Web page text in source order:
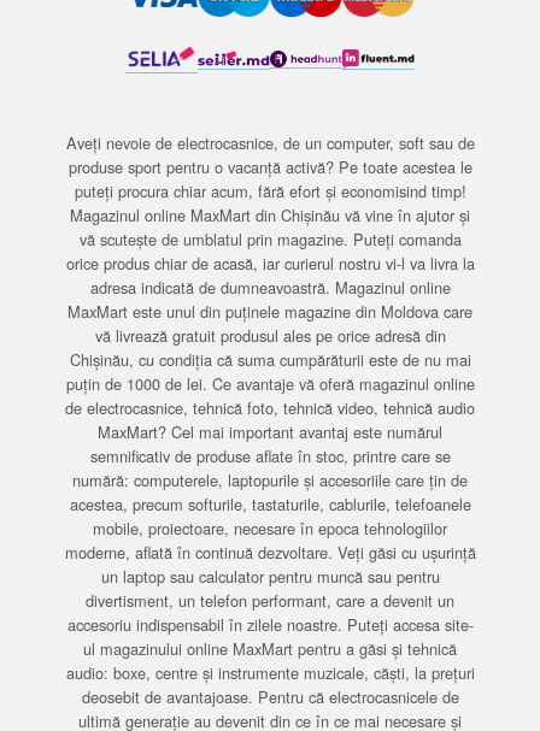
Aveți nevoie de electrocasnice, de un computer, soft sau de
produse sport pentru o vacanță activă? Pe toate acestea le
puteți procura chiar acum, fără efort și economisind timp!
Magazinul online MaxMart din Chișinău vă vine în ajutor și
vă scutește de umblatul prin magazine. Puteți comanda
orice produs chiar de acasă, iar curierul nostru vi-l va livra la
adresa indicată de dumneavoastră. Magazinul online
MaxMart este unul din puținele magazine din Moldova care
vă livrează gratuit produsul ales pe orice adresă din
Chișinău, cu condiția că suma cumpărăturii este de nu mai
puțin de 1000 de lei. Ce avantaje vă oferă magazinul online
de electrocasnice, tehnică foto, tehnică video, tehnică audio
MaxMart? Cel mai important avantaj este numărul
semnificativ de produse aflate în stoc, printre care se
numără: computerele, laptopurile și accesoriile care țin de
acestea, precum softurile, tastaturile, cablurile, telefoanele
mobile, proiectoare, necesare în epoca tehnologiilor
moderne, aflată în continuă dezvoltare. Veți găsi cu ușurință
un laptop sau calculator pentru muncă sau pentru
divertisment, un telefon performant, care a devenit un
accesoriu indispensabil în zilele noastre. Puteți accesa site-
ul magazinului online MaxMart pentru a găsi și tehnică
audio: boxe, centre și instrumente muzicale, căști, la prețuri
deosebit de avantajoase. Pentru că electrocasnicele de
ultimă generație au devenit din ce în ce mai necesare și